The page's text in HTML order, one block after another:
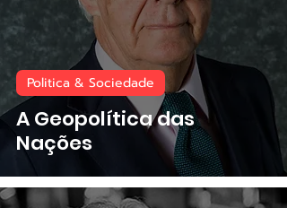
A Geopolítica das
Nações
Politica & Sociedade